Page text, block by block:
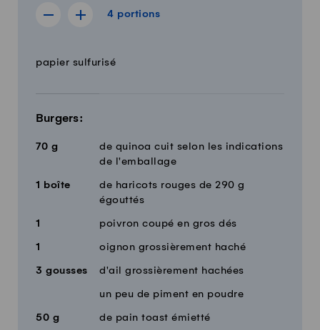
4 portions
Afficher la recette de 3 portions
Afficher la recette de 5 portions
4 portions
QuantitéIngrédients
papier sulfurisé
Burgers:
70 g
de quinoa cuit selon les indications
de l'emballage
1 boîte
de haricots rouges de 290 g
égouttés
1 poivron coupé en gros dés
1 oignon grossièrement haché
3 gousses d'ail grossièrement hachées
un peu de piment en poudre
50 g de pain toast émietté